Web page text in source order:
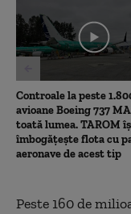
24
seconds
Controale la peste
avioane Boeing 737
toată lumea. TAROM
îmbogățește flota cu
aeronave de acest tip
Peste 160 de